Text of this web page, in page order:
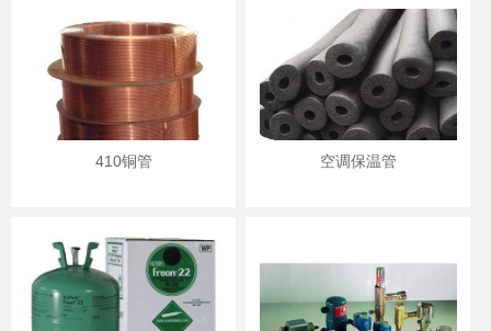
410铜管 空调保温管